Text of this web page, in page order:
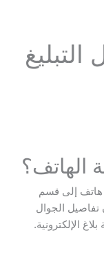
الهاتف؟
إلى قسم
تفاصيل الجوال